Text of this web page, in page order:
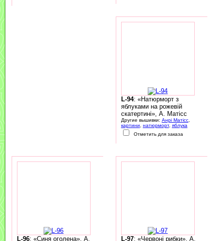
L-94: «Натюрморт з
яблуками на рожевій
скатертині», А. Матісс
Другие вышивки: Анрі Матісс,
картини, натюрморт, яблука
Отметить для заказа
L-96: «Синя оголена», А.
L-97: «Червоні рибки», А.